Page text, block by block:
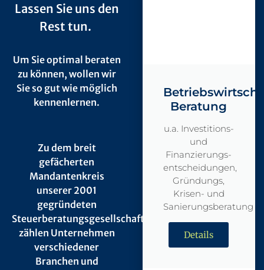
Lassen Sie uns den
Rest tun.
Um Sie optimal beraten
zu können, wollen wir
Sie so gut wie möglich
kennenlernen.
Zu dem breit
gefächerten
Mandantenkreis
unserer 2001
gegründeten
Steuerberatungsgesellschaft
zählen Unternehmen
verschiedener
Branchen und
Beratung
u.a. Investitions-
und
Finanzierungs-
entscheidungen,
Gründungs,
Krisen- und
Sanierungsberatung
Details